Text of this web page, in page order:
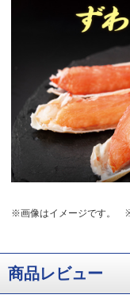
※画像はイメージです。
商品レビュー